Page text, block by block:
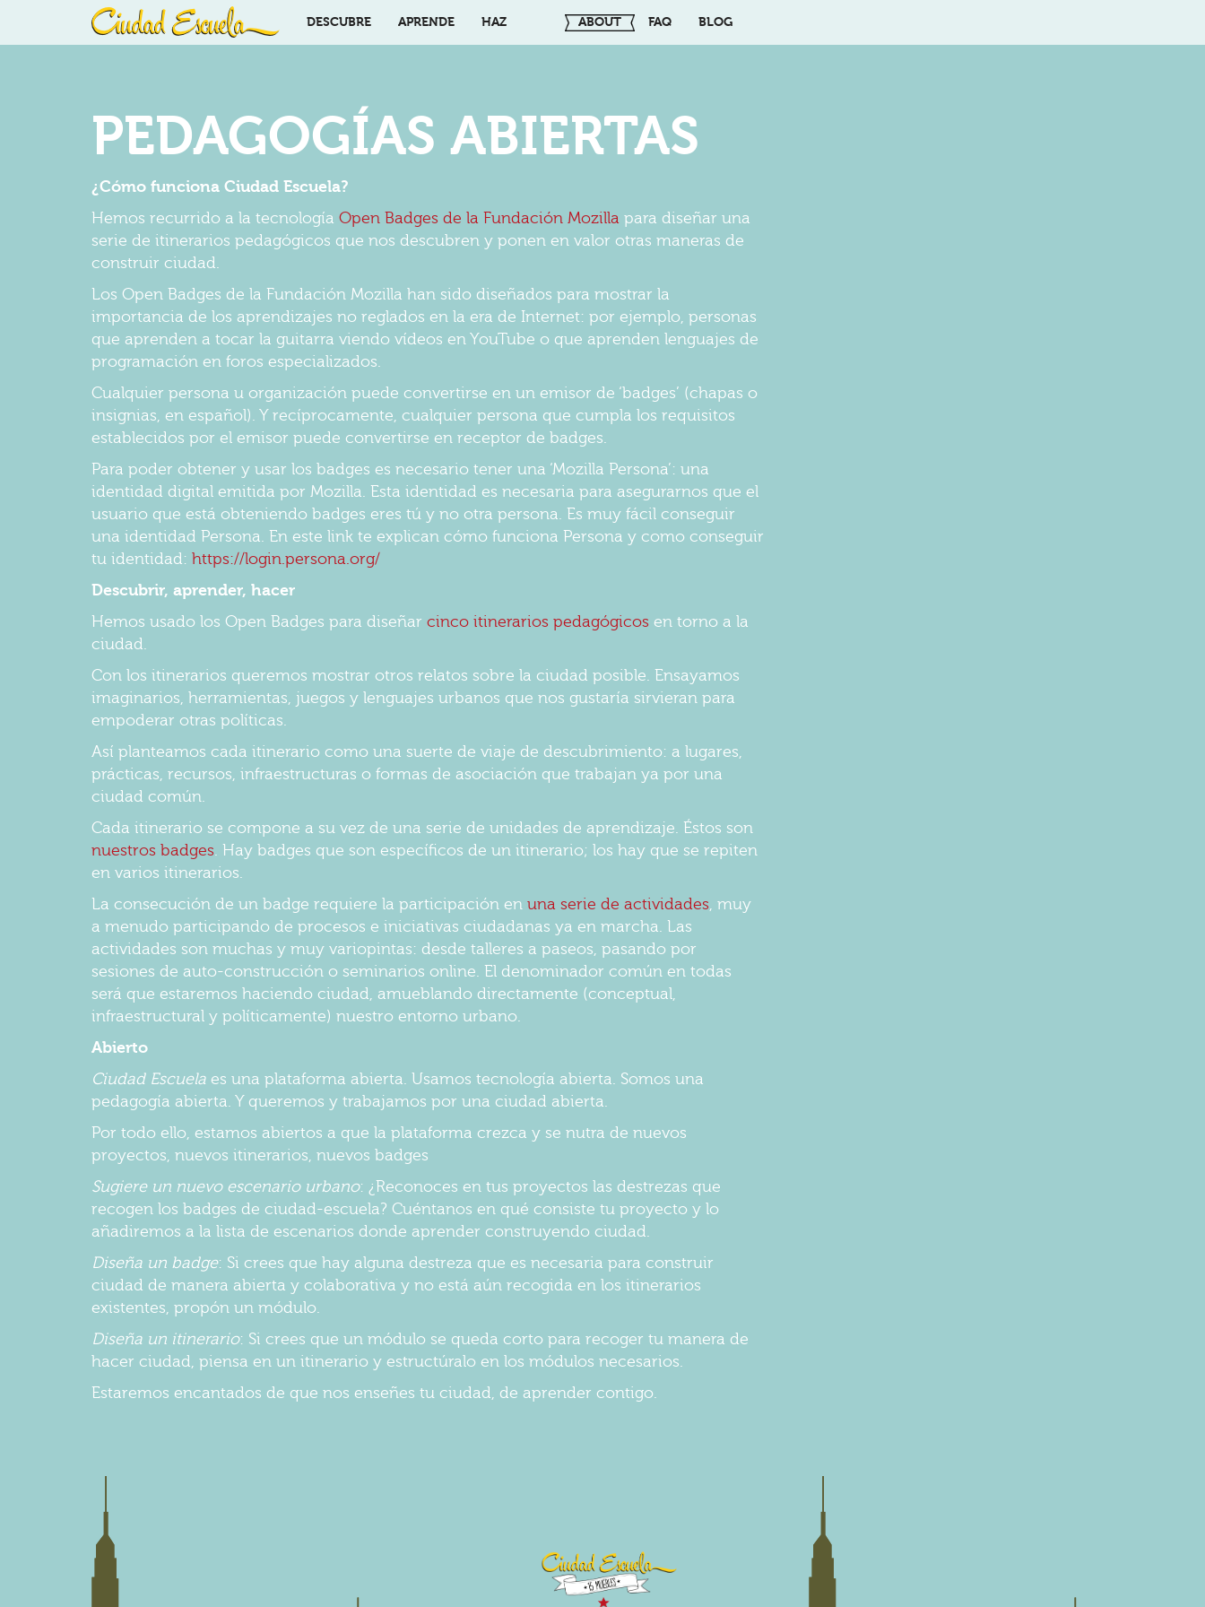
DESCUBRE APRENDE HAZ ABOUT FAQ BLOG
PEDAGOGÍAS ABIERTAS
¿Cómo funciona Ciudad Escuela?
Hemos recurrido a la tecnología Open Badges de la Fundación Mozilla para diseñar una
serie de itinerarios pedagógicos que nos descubren y ponen en valor otras maneras de
construir ciudad.
Los Open Badges de la Fundación Mozilla han sido diseñados para mostrar la
importancia de los aprendizajes no reglados en la era de Internet: por ejemplo, personas
que aprenden a tocar la guitarra viendo vídeos en YouTube o que aprenden lenguajes de
programación en foros especializados.
Cualquier persona u organización puede convertirse en un emisor de ‘badges’ (chapas o
insignias, en español). Y recíprocamente, cualquier persona que cumpla los requisitos
establecidos por el emisor puede convertirse en receptor de badges.
Para poder obtener y usar los badges es necesario tener una ‘Mozilla Persona’: una
identidad digital emitida por Mozilla. Esta identidad es necesaria para asegurarnos que el
usuario que está obteniendo badges eres tú y no otra persona. Es muy fácil conseguir
una identidad Persona. En este link te explican cómo funciona Persona y como conseguir
tu identidad: https://login.persona.org/
Descubrir, aprender, hacer
Hemos usado los Open Badges para diseñar cinco itinerarios pedagógicos en torno a la
ciudad.
Con los itinerarios queremos mostrar otros relatos sobre la ciudad posible. Ensayamos
imaginarios, herramientas, juegos y lenguajes urbanos que nos gustaría sirvieran para
empoderar otras políticas.
Así planteamos cada itinerario como una suerte de viaje de descubrimiento: a lugares,
prácticas, recursos, infraestructuras o formas de asociación que trabajan ya por una
ciudad común.
Cada itinerario se compone a su vez de una serie de unidades de aprendizaje. Éstos son
nuestros badges. Hay badges que son específicos de un itinerario; los hay que se repiten
en varios itinerarios.
La consecución de un badge requiere la participación en una serie de actividades, muy
a menudo participando de procesos e iniciativas ciudadanas ya en marcha. Las
actividades son muchas y muy variopintas: desde talleres a paseos, pasando por
sesiones de auto-construcción o seminarios online. El denominador común en todas
será que estaremos haciendo ciudad, amueblando directamente (conceptual,
infraestructural y políticamente) nuestro entorno urbano.
Abierto
Ciudad Escuela es una plataforma abierta. Usamos tecnología abierta. Somos una
pedagogía abierta. Y queremos y trabajamos por una ciudad abierta.
Por todo ello, estamos abiertos a que la plataforma crezca y se nutra de nuevos
proyectos, nuevos itinerarios, nuevos badges
Sugiere un nuevo escenario urbano: ¿Reconoces en tus proyectos las destrezas que
recogen los badges de ciudad-escuela? Cuéntanos en qué consiste tu proyecto y lo
añadiremos a la lista de escenarios donde aprender construyendo ciudad.
Diseña un badge: Si crees que hay alguna destreza que es necesaria para construir
ciudad de manera abierta y colaborativa y no está aún recogida en los itinerarios
existentes, propón un módulo.
Diseña un itinerario: Si crees que un módulo se queda corto para recoger tu manera de
hacer ciudad, piensa en un itinerario y estructúralo en los módulos necesarios.
Estaremos encantados de que nos enseñes tu ciudad, de aprender contigo.